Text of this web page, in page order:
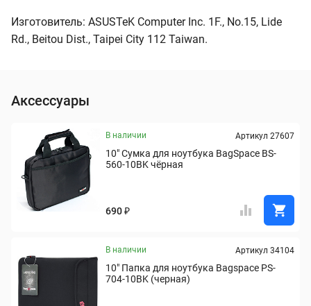
Изготовитель: ASUSTeK Computer Inc. 1F., No.15, Lide
Rd., Beitou Dist., Taipei City 112 Taiwan.
Аксессуары
В наличии Артикул 27607
10" Сумка для ноутбука BagSpace BS-
560-10BK чёрная
690 ₽
В наличии Артикул 34104
10" Папка для ноутбука Bagspace PS-
704-10BK (черная)